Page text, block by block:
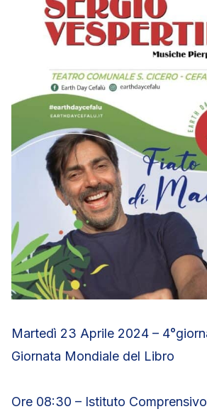
Martedì 23 Aprile 2024 –
Giornata Mondiale del Libro
Ore 08:30 – Istituto